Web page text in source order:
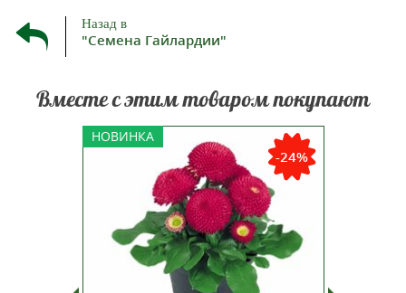
Назад в
"Семена Гайлардии"
Вместе с этим товаром покупают
НОВИНКА
-24%
Обаятельная и привлекательная
представительница
густомахровых маргариток.
Продукт немецкой селекции от
компании Benary. Английские
маргаритки уже давно
популярны как весенний
почвопокровник, особенно в
регионах с мягкой зимой. Э...